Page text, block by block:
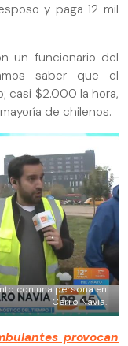
y paga 12 mil
un funcionario del
saber que el
casi $2.000 la hora,
de chilenos.
con una persona en
Cerro Navia.
provocan